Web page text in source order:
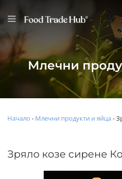
Млечни
Начало - Млечни продукти и яйца-
Зряло козе сирене